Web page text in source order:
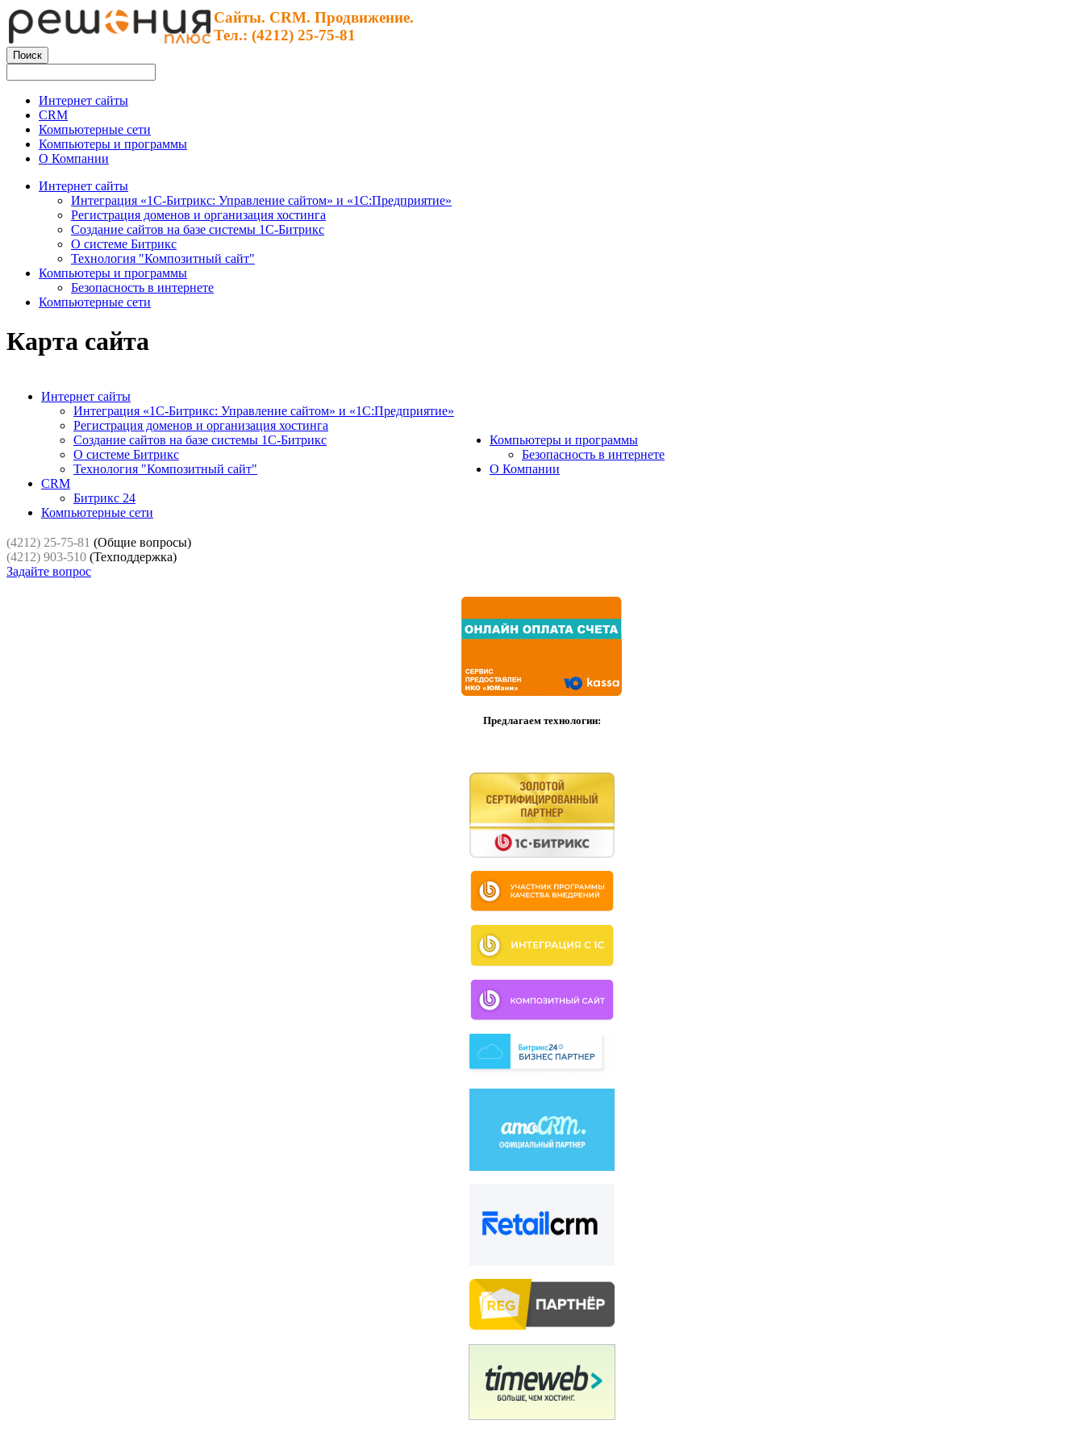
Сайты. CRM. Продвижение.
Тел.: (4212) 25-75-81
Интернет сайты
CRM
Компьютерные сети
Компьютеры и программы
О Компании
Интернет сайты
Интеграция «1С-Битрикс: Управление сайтом» и «1С:Предприятие»
Регистрация доменов и организация хостинга
Создание сайтов на базе системы 1С-Битрикс
О системе Битрикс
Технология "Композитный сайт"
Компьютеры и программы
Безопасность в интернете
Компьютерные сети
Карта сайта
Интернет сайты
Интеграция «1С-Битрикс: Управление сайтом» и «1С:Предприятие»
Регистрация доменов и организация хостинга
Создание сайтов на базе системы 1С-Битрикс
О системе Битрикс
Технология "Композитный сайт"
CRM
Битрикс 24
Компьютерные сети
Компьютеры и программы
Безопасность в интернете
О Компании
(4212) 25-75-81 (Общие вопросы)
(4212) 903-510 (Техподдержка)
Задайте вопрос
Предлагаем технологии: